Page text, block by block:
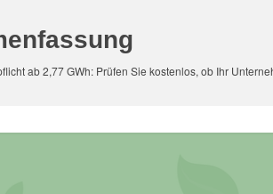
ab 2,77 GWh: Prüfen Sie kostenlos, ob Ihr